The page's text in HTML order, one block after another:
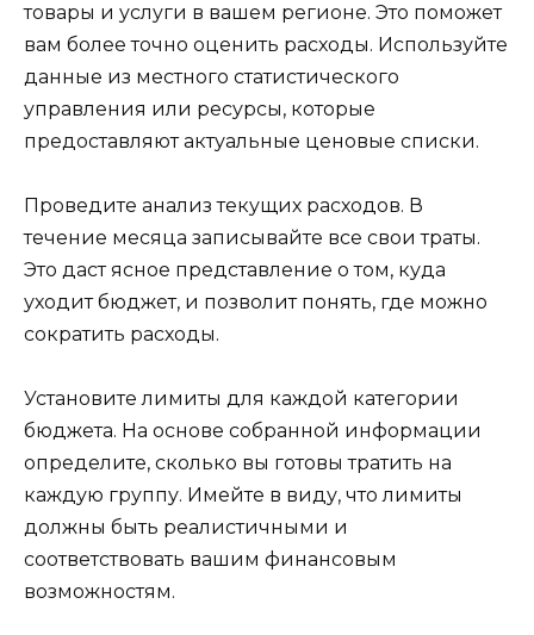
товары и услуги в вашем регионе. Это поможет
вам более точно оценить расходы. Используйте
данные из местного статистического
управления или ресурсы, которые
предоставляют актуальные ценовые списки.
Проведите анализ текущих расходов. В
течение месяца записывайте все свои траты.
Это даст ясное представление о том, куда
уходит бюджет, и позволит понять, где можно
сократить расходы.
Установите лимиты для каждой категории
бюджета. На основе собранной информации
определите, сколько вы готовы тратить на
каждую группу. Имейте в виду, что лимиты
должны быть реалистичными и
соответствовать вашим финансовым
возможностям.